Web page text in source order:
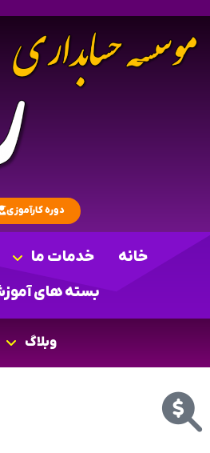
دوره کارآموزی
خانه خدمات ما
بسته های
وبلاگ